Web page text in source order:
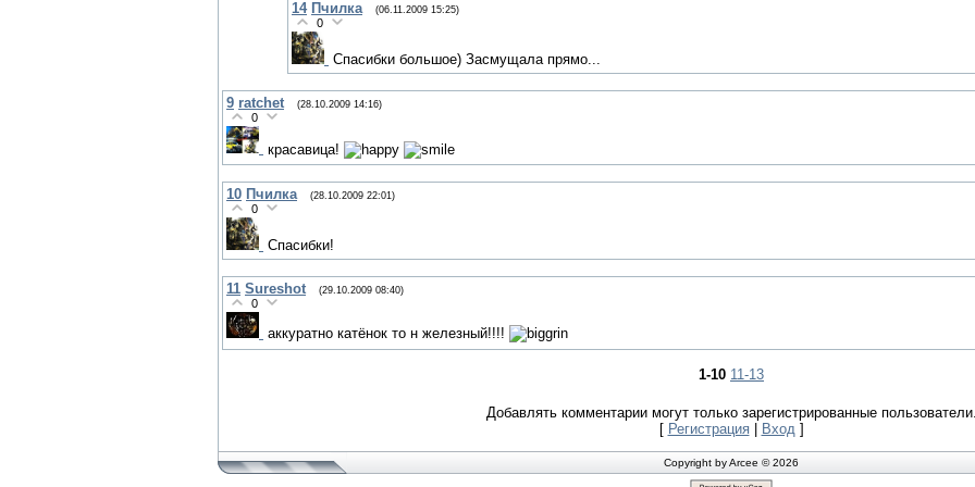
14 Пчилка (06.11.2009 15:25)
0
Спасибки большое) Засмущала прямо...
9 ratchet (28.10.2009 14:16)
0
красавица!
10 Пчилка (28.10.2009 22:01)
0
Спасибки!
11 Sureshot (29.10.2009 08:40)
0
аккуратно катёнок то н железный!!!!
1-10 11-13
Добавлять комментарии могут только зарегистрированные
[ Регистрация| Вход]
Copyright by Arcee © 2026